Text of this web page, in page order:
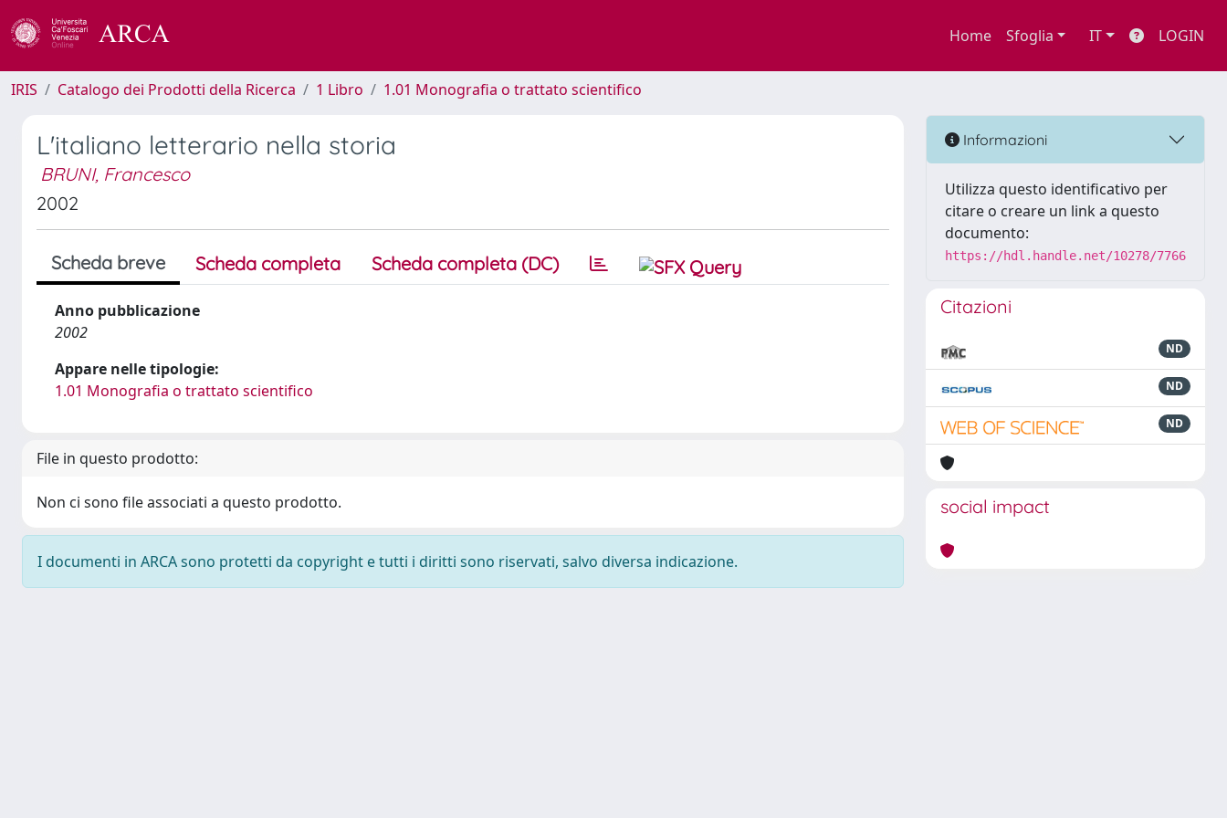
Home Sfoglia IT LOGIN
IRIS Catalogo dei Prodotti della Ricerca 1 Libro 1.01 Monografia o trattato scientifico
L'italiano letterario nella storia
BRUNI, Francesco
2002
Scheda breve Scheda completa Scheda completa (DC)
Anno pubblicazione
2002
Appare nelle tipologie:
1.01 Monografia o trattato scientifico
File in questo prodotto:
Non ci sono file associati a questo prodotto.
I documenti in ARCA sono protetti da copyright e tutti i diritti sono riservati, salvo diversa indicazione.
Informazioni
Utilizza questo identificativo per
citare o creare un link a questo
documento:
https://hdl.handle.net/10278/7766
Citazioni
ND
ND
ND
social impact